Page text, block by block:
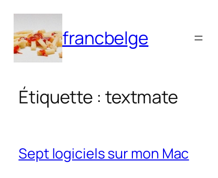
contenu
francbelge
Étiquette : textmate
Sept logiciels sur mon Mac